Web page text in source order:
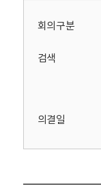
회
회의구분
검색
의결일